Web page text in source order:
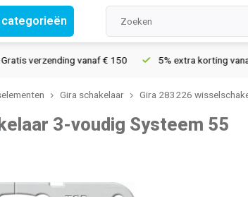
verzending vanaf € 150 5% extra korting vanaf €
Gira schakelaar Gira 283226
3-voudig Systeem 55